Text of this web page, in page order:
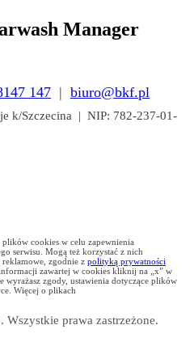
Manager
147 | biuro@bkf.pl
k/Szczecina | NIP: 782-237-01-
cookies w celu zapewnienia
serwisu. Mogą też korzystać z nich
reklamowe, zgodnie z polityką prywatności
zawartej w cookies kliknij na „x” w
zgody, ustawienia dotyczące plików
Więcej o plikach
prawa zastrzeżone.